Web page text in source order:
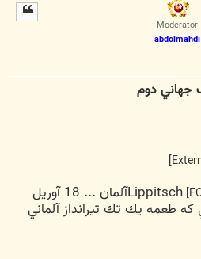
Moderator
abdolmahdi
آلمان ... 18 آوريل
كه طعمه يك تك تيرانداز آلماني